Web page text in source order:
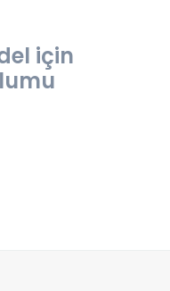
için